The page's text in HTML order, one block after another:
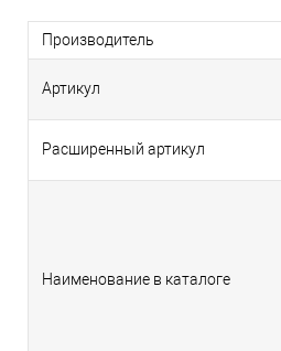
Производитель
Артикул
Расширенный артикул
Наименование в каталоге